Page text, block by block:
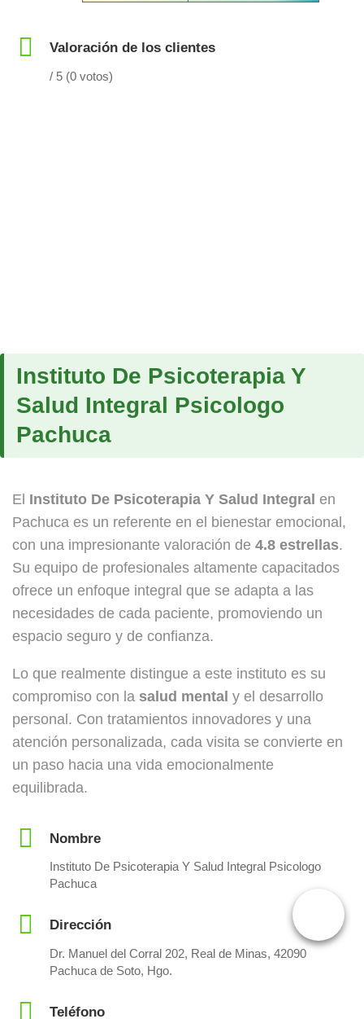
Valoración de los clientes
/ 5 (0 votos)
Instituto De Psicoterapia Y
Salud Integral Psicologo
Pachuca
El Instituto De Psicoterapia Y Salud Integral en
Pachuca es un referente en el bienestar emocional,
con una impresionante valoración de 4.8 estrellas.
Su equipo de profesionales altamente capacitados
ofrece un enfoque integral que se adapta a las
necesidades de cada paciente, promoviendo un
espacio seguro y de confianza.
Lo que realmente distingue a este instituto es su
compromiso con la salud mental y el desarrollo
personal. Con tratamientos innovadores y una
atención personalizada, cada visita se convierte en
un paso hacia una vida emocionalmente
equilibrada.
Nombre
Instituto De Psicoterapia Y Salud Integral Psicologo
Pachuca
Dirección
Dr. Manuel del Corral 202, Real de Minas, 42090
Pachuca de Soto, Hgo.
Teléfono